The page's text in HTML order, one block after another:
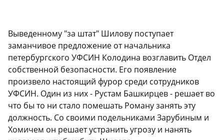
Выведенному "за штат" Шилову поступает
заманчивое предложение от начальника
петербургского УФСИН Колодина возглавить Отдел
собственной безопасности. Его появление
произвело настоящий фурор среди сотрудников
УФСИН. Один из них - Рустам Башкирцев - решает во
что бы то ни стало помешать Роману занять эту
должность. Со своими подельниками Зарубиным и
Хомичем он решает устранить угрозу и нанять